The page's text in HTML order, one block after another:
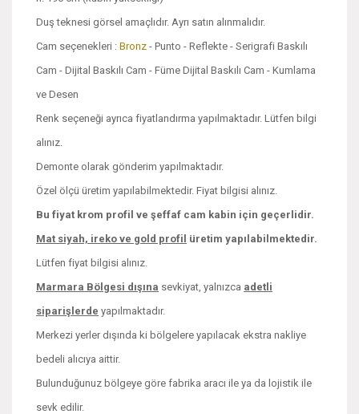
Duş teknesi görsel amaçlıdır. Ayrı satın alınmalıdır.
Cam seçenekleri : Bronz - Punto - Reflekte - Serigrafi Baskılı
Cam - Dijital Baskılı Cam - Füme Dijital Baskılı Cam - Kumlama
ve Desen
Renk seçeneği ayrıca fiyatlandırma yapılmaktadır. Lütfen bilgi
alınız.
Demonte olarak gönderim yapılmaktadır.
Özel ölçü üretim yapılabilmektedir. Fiyat bilgisi alınız.
Bu fiyat krom profil ve şeffaf cam kabin için geçerlidir.
Mat siyah, ireko ve gold profil üretim yapılabilmektedir.
Lütfen fiyat bilgisi alınız.
Marmara Bölgesi dışına sevkiyat, yalnızca adetli
siparişlerde yapılmaktadır.
Merkezi yerler dışında ki bölgelere yapılacak ekstra nakliye
bedeli alıcıya aittir.
Bulunduğunuz bölgeye göre fabrika aracı ile ya da lojistik ile
sevk edilir.